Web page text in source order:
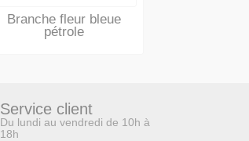
Branche fleur bleue
pétrole
Service client
Du lundi au vendredi de 10h à
18h